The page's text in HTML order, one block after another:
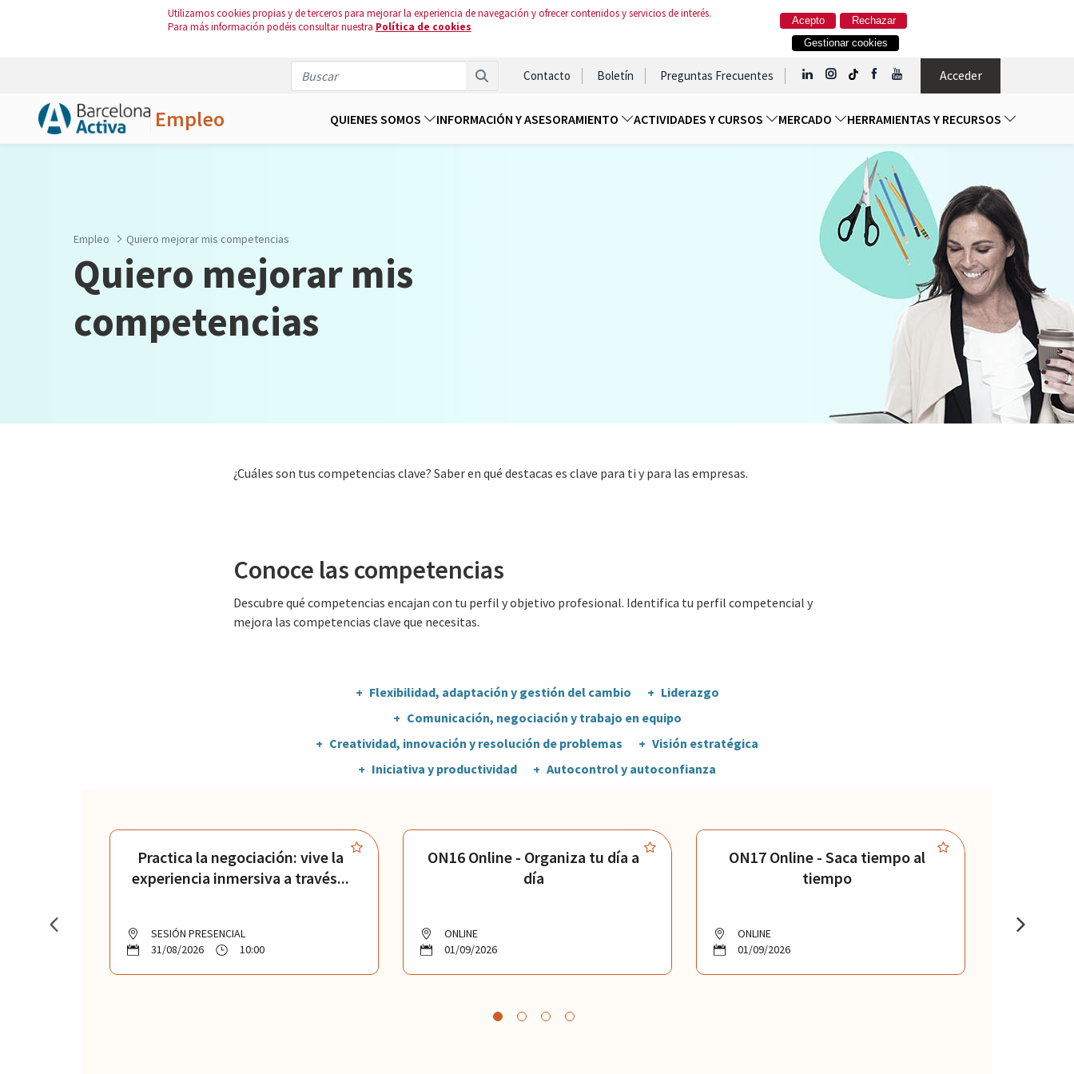
Utilizamos cookies propias y de terceros para mejorar la experiencia de navegación y ofrecer contenidos y servicios de interés.
Para más información podéis consultar nuestra Política de cookies Rechazar
Acepto
Gestionar cookies
Contacto Boletín Preguntas Frecuentes Acceder
Empleo QUIENES SOMOS INFORMACIÓN Y ASESORAMIENTO ACTIVIDADES Y CURSOS MERCADO HERRAMIENTAS Y RECURSOS
Empleo Quiero mejorar mis competencias
Quiero mejorar mis
competencias
¿Cuáles son tus competencias clave? Saber en qué destacas es clave para ti y para las empresas.
Conoce las competencias
Descubre qué competencias encajan con tu perfil y objetivo profesional. Identifica tu perfil competencial y
mejora las competencias clave que necesitas.
Flexibilidad, adaptación y gestión del cambio
Liderazgo
Comunicación, negociación y trabajo en equipo
Creatividad, innovación y resolución de problemas
Visión estratégica
Iniciativa y productividad
Autocontrol y autoconfianza
Practica la negociación: vive la
experiencia inmersiva a través...
SESIÓN PRESENCIAL
31/08/2026
10:00
ON16 Online - Organiza tu día a
día
ONLINE
01/09/2026
ON17 Online - Saca tiempo al
tiempo
ONLINE
01/09/2026